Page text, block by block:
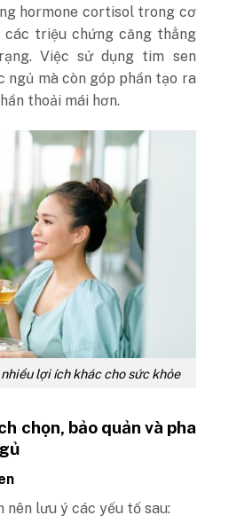
hormone cortisol trong cơ
triệu chứng căng thẳng
Việc sử dụng tim sen
ngủ mà còn góp phần tạo ra
thoải mái hơn.
lợi ích khác cho sức khỏe
chọn, bảo quản và pha
nên lưu ý các yếu tố sau: